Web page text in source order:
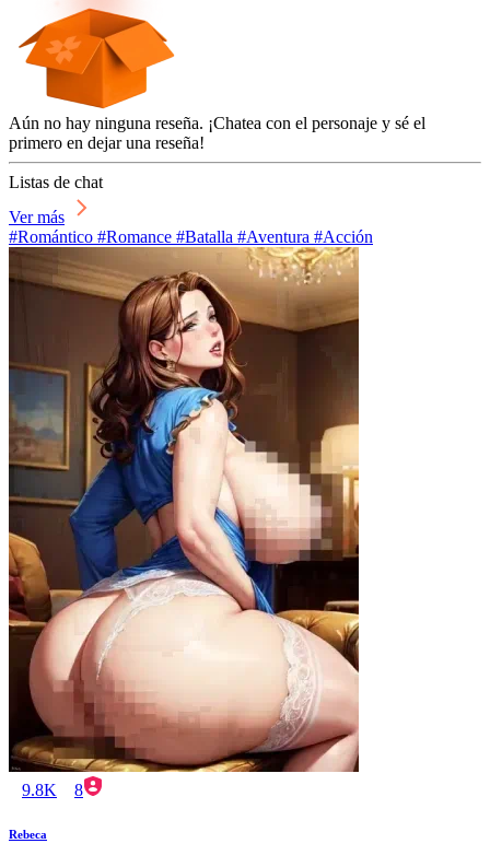
Aún no hay ninguna reseña. ¡Chatea con el personaje y sé el
primero en dejar una reseña!
Listas de chat
Ver más
#Romántico #Romance #Batalla #Aventura #Acción
9.8K 8
Rebeca